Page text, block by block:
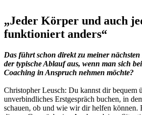
„Jeder Körper und auch
funktioniert anders“
Das führt schon direkt zu meiner
der typische Ablauf aus, wenn man sich
Coaching in Anspruch nehmen möchte?
Christopher Leusch: Du kannst dir bequem
unverbindliches Erstgespräch buchen, in
schauen, ob und wie wir dir helfen können.